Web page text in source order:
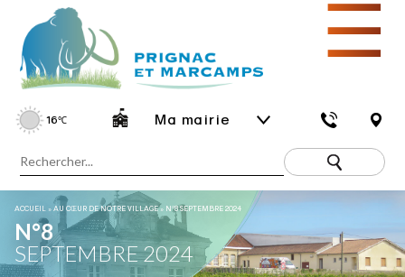
16℃ Ma mairie
☰
ACCUEIL »AU CŒUR DE NOTRE VILLAGE» N°8 SEPTEMBRE 2024
N°8
SEPTEMBRE 2024